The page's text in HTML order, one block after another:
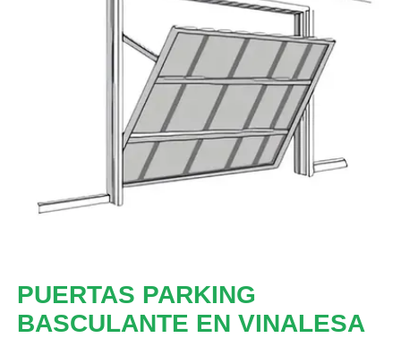
PUERTAS PARKING
BASCULANTE EN VINALESA